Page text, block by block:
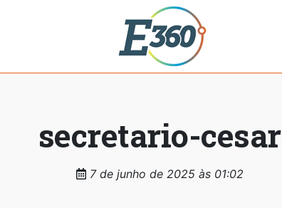
secretario-cesar
7 de junho de 2025 às 01:02